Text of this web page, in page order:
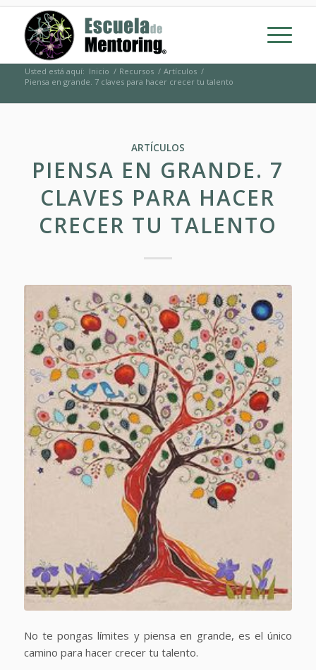
Usted está aquí: Inicio / Recursos / Artículos /
Piensa en grande. 7 claves para hacer crecer tu talento
ARTÍCULOS
PIENSA EN GRANDE. 7
CLAVES PARA HACER
CRECER TU TALENTO
No te pongas límites y piensa en grande, es el único
camino para hacer crecer tu talento.